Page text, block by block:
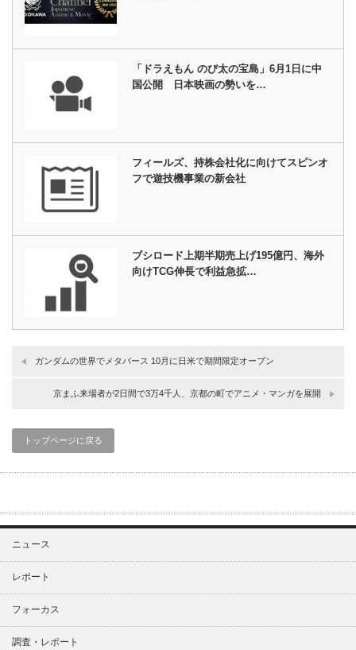
「ドラえもん のび太の宝島」6月1日に中
国公開 日本映画の勢いを…
フィールズ、持株会社化に向けてスピンオ
フで遊技機事業の新会社
ブシロード上期半期売上げ195億円、海外
向けTCG伸長で利益急拡…
ガンダムの世界でメタバース 10月に日米で期間限定オープン
京まふ来場者が2日間で3万4千人、京都の町でアニメ・マンガを展開
トップページに戻る
ニュース
レポート
フォーカス
調査・レポート